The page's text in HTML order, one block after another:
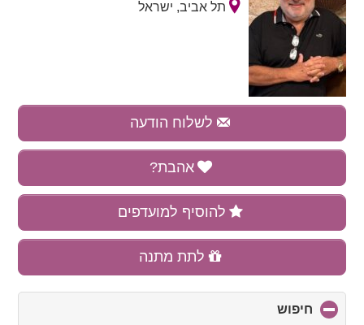
תל אביב, ישראל
לשלוח הודעה
אהבת?
להוסיף למועדפים
לתת מתנה
חיפוש